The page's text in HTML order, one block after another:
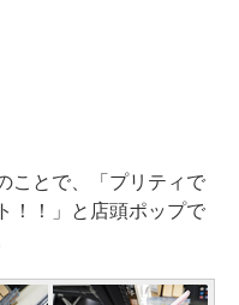
ことで、「プリティで
！！」と店頭ポップで